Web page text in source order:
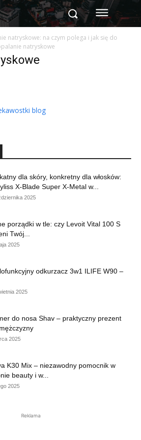
natryskowe: na czym polega i jak się do
natryskowe
blog
dla skóry, konkretny dla włosków:
X-Blade Super X-Metal w...
2025
porządki w tle: czy Levoit Vital 100 S
Twój...
2025
odkurzacz 3w1 ILIFE W90 –
2025
do nosa Shav – praktyczny prezent
2025
K30 Mix – niezawodny pomocnik w
beauty i w...
2025
Reklama